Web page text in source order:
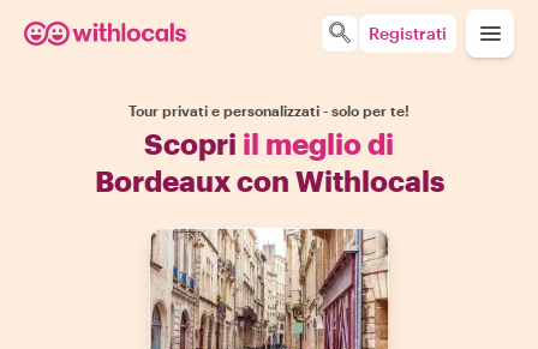
Registrati
Tour privati e personalizzati - solo per te!
Scopri il meglio di
Bordeaux con Withlocals